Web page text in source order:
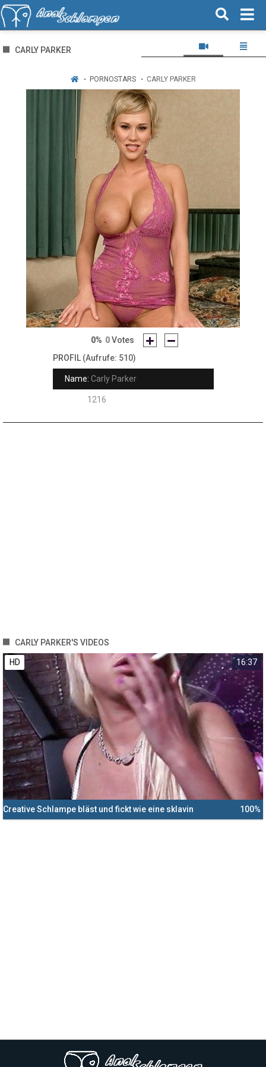
CARLY PARKER
PORNOSTARS CARLY PARKER
0% 0Votes
PROFIL (Aufrufe: 510)
Name: Carly Parker
1216
CARLY PARKER'S VIDEOS
HD 16:37
Creative Schlampe bläst und fickt wie eine sklavin 100%